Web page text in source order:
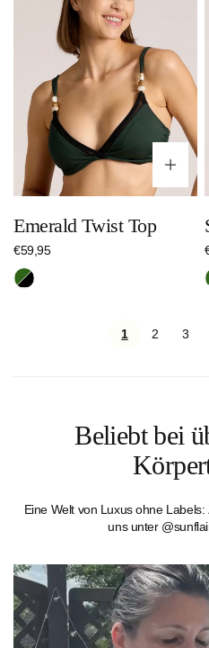
Emerald Twist Top
Regulärer
Preis
€59,95
Dunkelgrün/Schwarz
1 2 3
Beliebt bei
Eine Welt von Luxus ohne
uns unter